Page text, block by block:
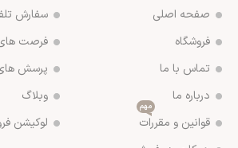
صفحه اصلی
فروشگاه
تماس با ما
درباره ما
قوانین و مقررات
مهم
سفارش
فرصت
پرسش
وبلاگ
لوکیشن